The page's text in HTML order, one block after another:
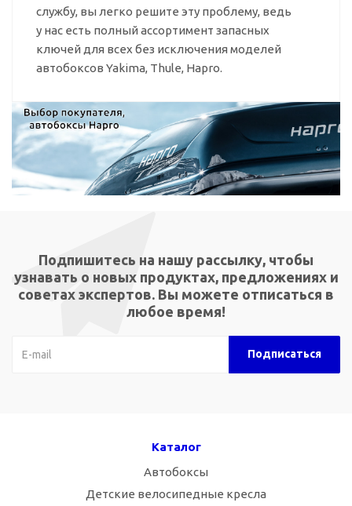
службу, вы легко решите эту проблему, ведь
у нас есть полный ассортимент запасных
ключей для всех без исключения моделей
автобоксов Yakima, Thule, Hapro.
Подпишитесь на нашу рассылку, чтобы
узнавать о новых продуктах, предложениях и
советах экспертов. Вы можете отписаться в
любое время!
Каталог
Автобоксы
Детские велосипедные кресла